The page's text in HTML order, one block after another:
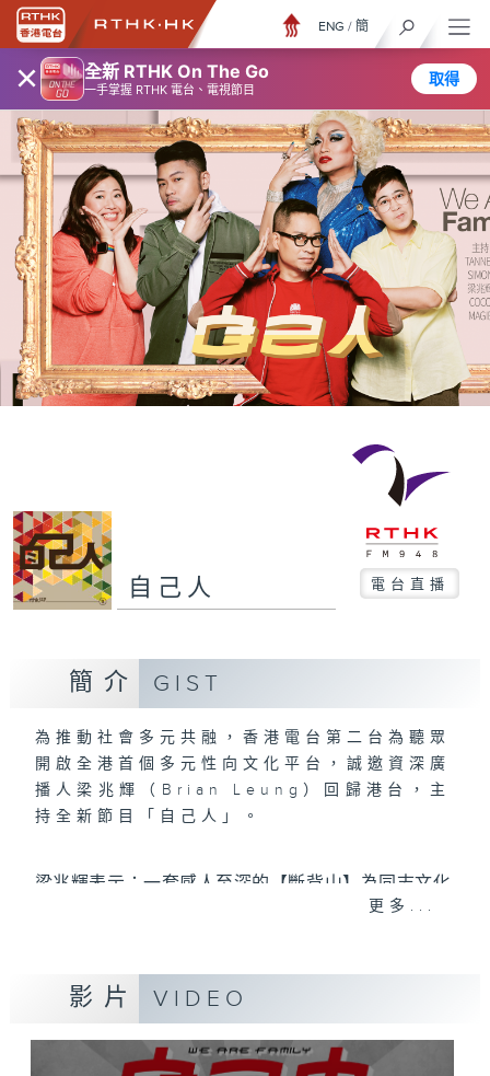
× 全新 RTHK On The Go
一手掌握 RTHK 電台、電視節目
取得
ENG / 簡
自己人 電台直播
簡介 GIST
為推動社會多元共融，香港電台第二台為聽眾
開啟全港首個多元性向文化平台，誠邀資深廣
播人梁兆輝（Brian Leung）回歸港台，主
持全新節目「自己人」。
梁兆輝表示：一套感人至深的【斷背山】為同志文化
打開了一度通向世界的大門。為了延續 社會討論，成
大家開門見山，積極探討 同志文化和多元性向生活的
熱門話題，期望將聽眾由風高路冷的斷背山帶進更包
容的世界裡 。
更多...
影片 VIDEO